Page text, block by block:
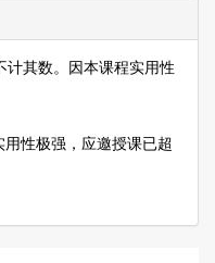
计其数。因本课程实用性
性极强，应邀授课已超